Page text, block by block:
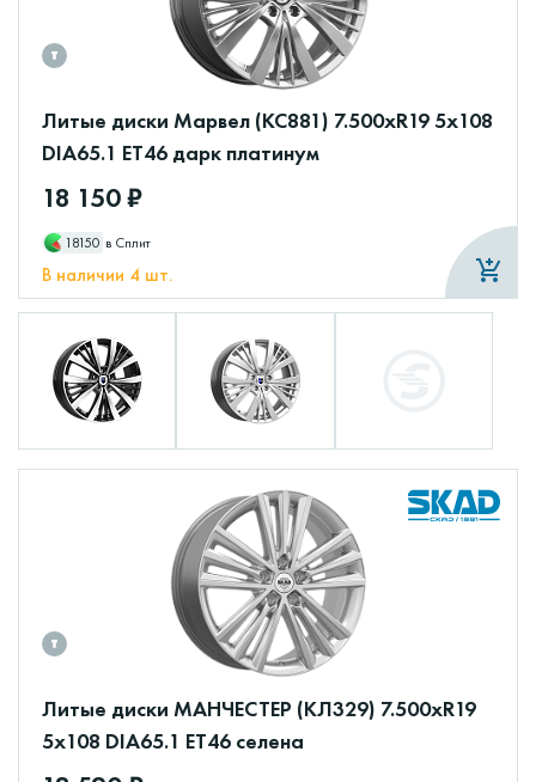
Литые диски Марвел (КС881) 7.500xR19 5x108
DIA65.1 ET46 дарк платинум
18 150 ₽
18150 в Сплит
В наличии 4 шт.
Литые диски МАНЧЕСТЕР (КЛ329) 7.500xR19
5x108 DIA65.1 ET46 селена